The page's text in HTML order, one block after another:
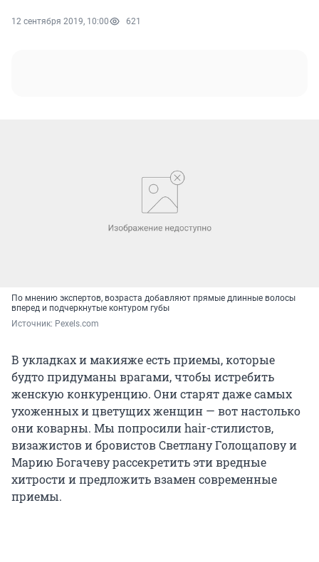
12 сентября 2019, 10:00 621
По мнению экспертов, возраста добавляют прямые длинные волосы
вперед и подчеркнутые контуром губы
Источник: Pexels.com
В укладках и макияже есть приемы, которые
будто придуманы врагами, чтобы истребить
женскую конкуренцию. Они старят даже самых
ухоженных и цветущих женщин — вот настолько
они коварны. Мы попросили hair-стилистов,
визажистов и бровистов Светлану Голощапову и
Марию Богачеву рассекретить эти вредные
хитрости и предложить взамен современные
приемы.